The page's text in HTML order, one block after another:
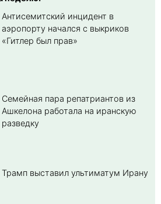
Антисемитский инцидент в
аэропорту начался с выкриков
«Гитлер был прав»
Семейная пара репатриантов из
Ашкелона работала на иранскую
разведку
Трамп выставил ультиматум Ирану